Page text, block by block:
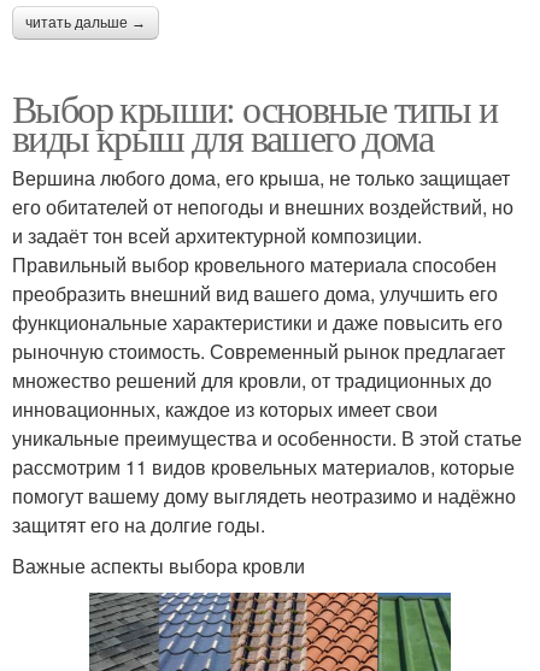
читать дальше →
Выбор крыши: основные типы и
виды крыш для вашего дома
Вершина любого дома, его крыша, не только защищает
его обитателей от непогоды и внешних воздействий, но
и задаёт тон всей архитектурной композиции.
Правильный выбор кровельного материала способен
преобразить внешний вид вашего дома, улучшить его
функциональные характеристики и даже повысить его
рыночную стоимость. Современный рынок предлагает
множество решений для кровли, от традиционных до
инновационных, каждое из которых имеет свои
уникальные преимущества и особенности. В этой статье
рассмотрим 11 видов кровельных материалов, которые
помогут вашему дому выглядеть неотразимо и надёжно
защитят его на долгие годы.
Важные аспекты выбора кровли